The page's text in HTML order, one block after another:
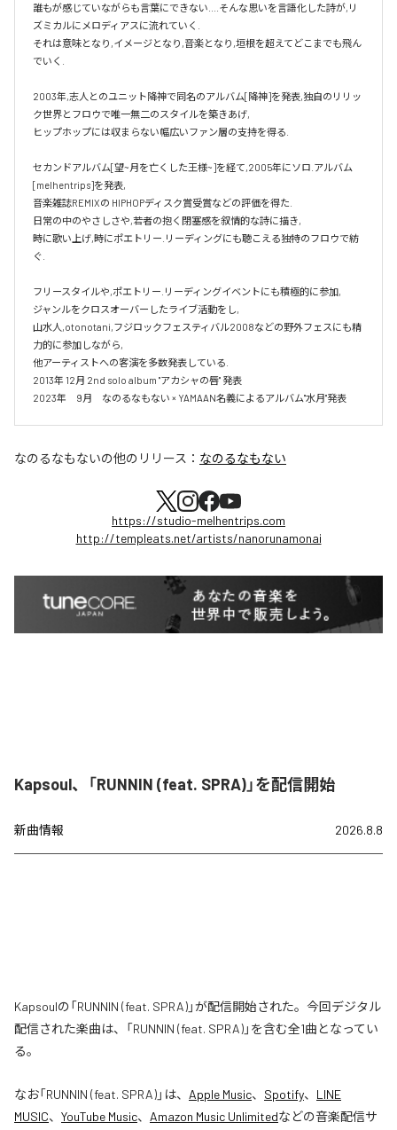
誰もが感じていながらも言葉にできない....そんな思いを言語化した詩が,リ
ズミカルにメロディアスに流れていく.
それは意味となり,イメージとなり,音楽となり,垣根を超えてどこまでも飛ん
でいく.
2003年,志人とのユニット降神で同名のアルバム[降神]を発表,独自のリリッ
ク世界とフロウで唯一無二のスタイルを築きあげ,
ヒップホップには収まらない幅広いファン層の支持を得る.
セカンドアルバム[望~月を亡くした王様~]を経て,2005年にソロ.アルバム
[melhentrips]を発表,
音楽雑誌REMIXの HIPHOPディスク賞受賞などの評価を得た.
日常の中のやさしさや,若者の抱く閉塞感を叙情的な詩に描き,
時に歌い上げ,時にポエトリー.リーディングにも聴こえる独特のフロウで紡
ぐ.
フリースタイルや,ポエトリー.リーディングイベントにも積極的に参加,
ジャンルをクロスオーバーしたライブ活動をし,
山水人,otonotani,フジロックフェスティバル2008などの野外フェスにも精
力的に参加しながら,
他アーティストへの客演を多数発表している.
2013年 12月 2nd solo album "アカシャの唇" 発表
2023年　9月　なのるなもない × YAMAAN名義によるアルバム"水月"発表
なのるなもないの他のリリース： なのるなもない
https://studio-melhentrips.com
http://templeats.net/artists/nanorunamonai
Kapsoul、「RUNNIN (feat. SPRA)」を配信開始
新曲情報 2026.8.8
Kapsoulの「RUNNIN (feat. SPRA)」が配信開始された。今回デジタル
配信された楽曲は、「RUNNIN (feat. SPRA)」を含む全1曲となってい
る。
なお「RUNNIN (feat. SPRA)」は、 Apple Music、 Spotify、 LINE
MUSIC、 YouTube Music、 Amazon Music Unlimitedなどの音楽配信サ